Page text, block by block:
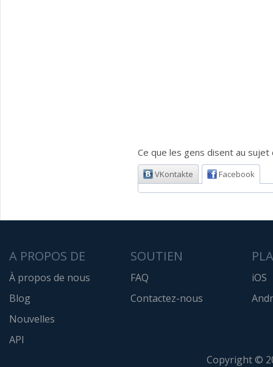
Ce que les gens disent au
VKontakte Facebook
A PROPOS DE
À propos de nous
Blog
Nouvelles
API
SOUTIEN
FAQ
Contactez-nous
iOS
Copyright ©